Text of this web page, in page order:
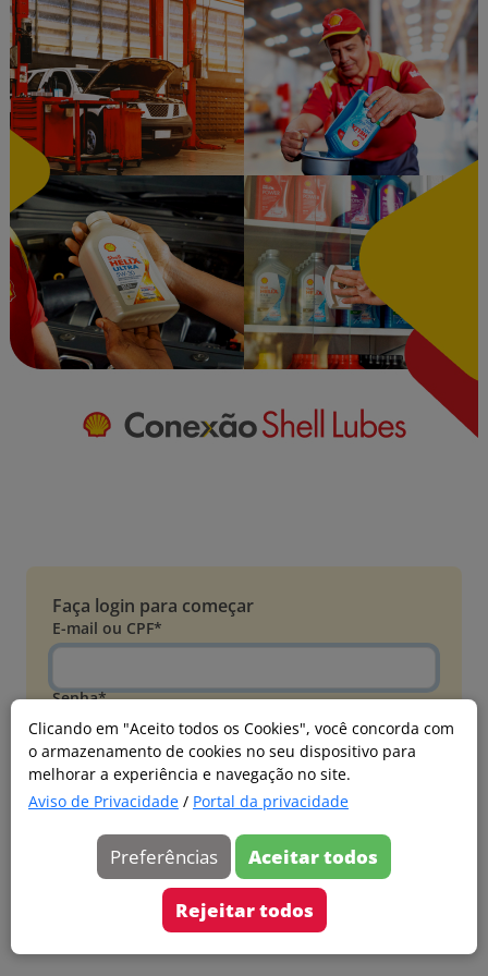
Clicando em "Aceito todos os Cookies", você concorda com
o armazenamento de cookies no seu dispositivo para
melhorar a experiência e navegação no site.
Aviso de Privacidade / Portal da privacidade
Preferências Aceitar todos
Rejeitar todos
Faça login para começar
E-mail ou CPF*
Senha*
Esqueci minha senha
Entrar
Acessar com Microsoft
Ainda não faz parte?
Cadastre-se
Versão 20260805.7